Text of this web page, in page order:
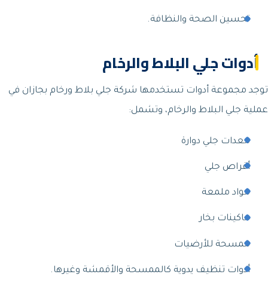
تحسين الصحة والنظافة.
أدوات جلي البلاط والرخام
توجد مجموعة أدوات تستخدمها شركة جلي بلاط ورخام بجازان في
عملية جلي البلاط والرخام، وتشمل:
معدات جلي دوارة
أقراص جلي
مواد ملمعة
ماكينات بخار
ممسحة للأرضيات
أدوات تنظيف يدوية كالممسحة والأقمشة وغيرها.